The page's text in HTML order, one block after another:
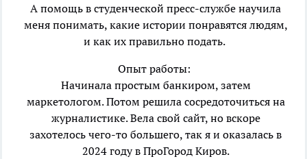
А помощь в студенческой пресс-службе научила
меня понимать, какие истории понравятся людям,
и как их правильно подать.
Опыт работы:
Начинала простым банкиром, затем
маркетологом. Потом решила сосредоточиться на
журналистике. Вела свой сайт, но вскоре
захотелось чего-то большего, так я и оказалась в
2024 году в ПроГород Киров.